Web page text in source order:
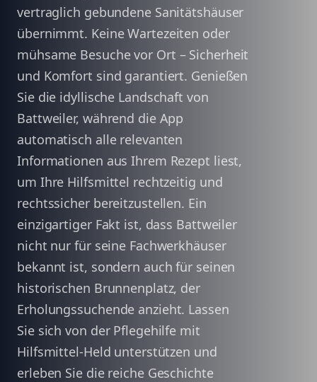
vertraglich gebundene Sanitätshäuser
übernimmt. Keine Wartezeiten oder
mühsame Besuche vor Ort – Sicherheit
und Komfort sind garantiert. Genießen
Sie die idyllische Landschaft von
Battweiler, während die App
automatisch alle relevanten
Informationen aus Ihrem Rezept liest,
um Ihre Hilfsmittel rechtzeitig und
rechtssicher bereitzustellen. Ein
einzigartiger Fakt ist, dass Battweiler
nicht nur für seine Fachwerkhäuser
bekannt ist, sondern auch für seinen
historischen Brunnenplatz, der
Erholungssuchende anzieht. Lassen
Sie sich von der Pflegehilfe mit
Hilfsmittel-Held unterstützen und
erleben Sie die reiche Geschichte